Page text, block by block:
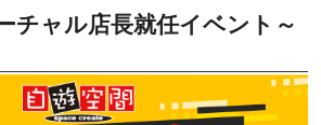
チャル店長就任イベント～